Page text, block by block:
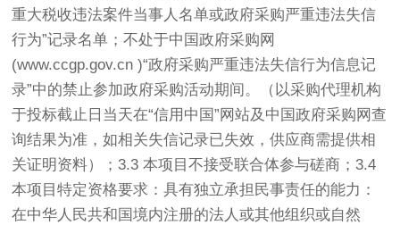
重大税收违法案件当事人名单或政府采购严重违法失信
行为”记录名单；不处于中国政府采购网
(www.ccgp.gov.cn )“政府采购严重违法失信行为信息记
录”中的禁止参加政府采购活动期间。（以采购代理机构
于投标截止日当天在“信用中国”网站及中国政府采购网查
询结果为准，如相关失信记录已失效，供应商需提供相
关证明资料）；3.3 本项目不接受联合体参与磋商；3.4
本项目特定资格要求：具有独立承担民事责任的能力：
在中华人民共和国境内注册的法人或其他组织或自然